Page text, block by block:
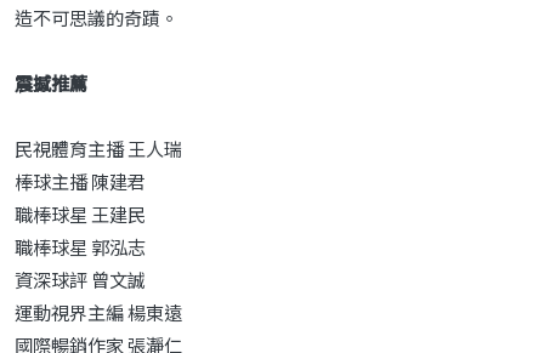
造不可思議的奇蹟。
震撼推薦
民視體育主播 王人瑞
棒球主播 陳建君
職棒球星 王建民
職棒球星 郭泓志
資深球評 曾文誠
運動視界主編 楊東遠
國際暢銷作家 張瀞仁